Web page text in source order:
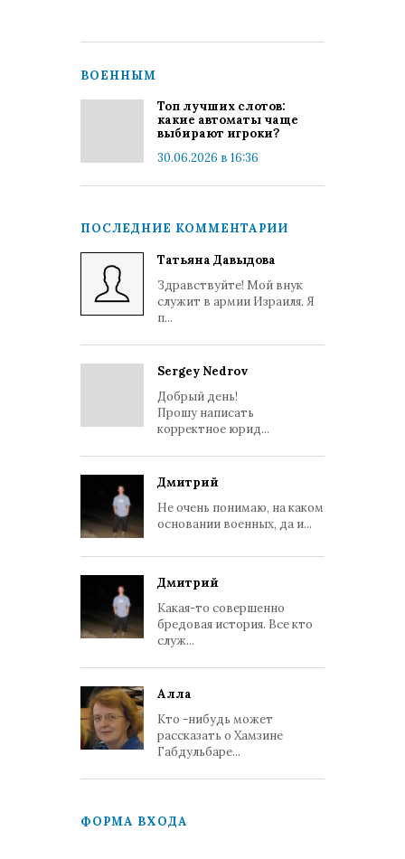
ВОЕННЫМ
Топ лучших слотов:
какие автоматы чаще
выбирают игроки?
30.06.2026 в 16:36
ПОСЛЕДНИЕ КОММЕНТАРИИ
Татьяна Давыдова
Здравствуйте! Мой внук
служит в армии Израиля. Я
п...
Sergey Nedrov
Добрый день!
Прошу написать
корректное юрид...
Дмитрий
Не очень понимаю, на каком
основании военных, да и...
Дмитрий
Какая-то совершенно
бредовая история. Все кто
служ...
Алла
Кто -нибудь может
рассказать о Хамзине
Габдульбаре...
ФОРМА ВХОДА